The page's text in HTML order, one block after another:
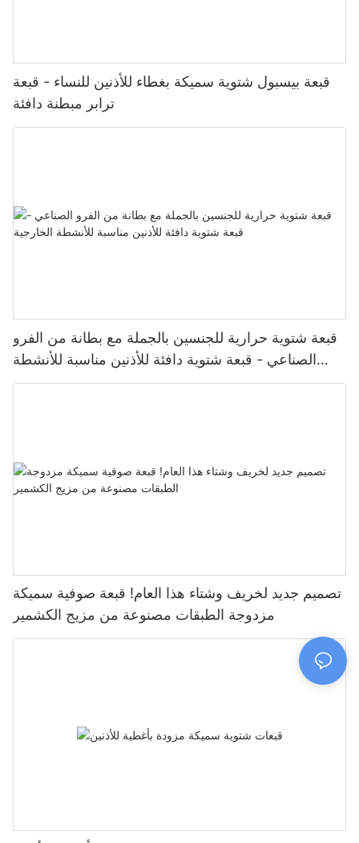
قبعة بيسبول شتوية سميكة بغطاء للأذنين للنساء - قبعة
ترابر مبطنة دافئة
قبعة شتوية حرارية للجنسين بالجملة مع بطانة من الفرو
الصناعي - قبعة شتوية دافئة للأذنين مناسبة للأنشطة
الخارجية
تصميم جديد لخريف وشتاء هذا العام! قبعة صوفية سميكة
مزدوجة الطبقات مصنوعة من مزيج الكشمير